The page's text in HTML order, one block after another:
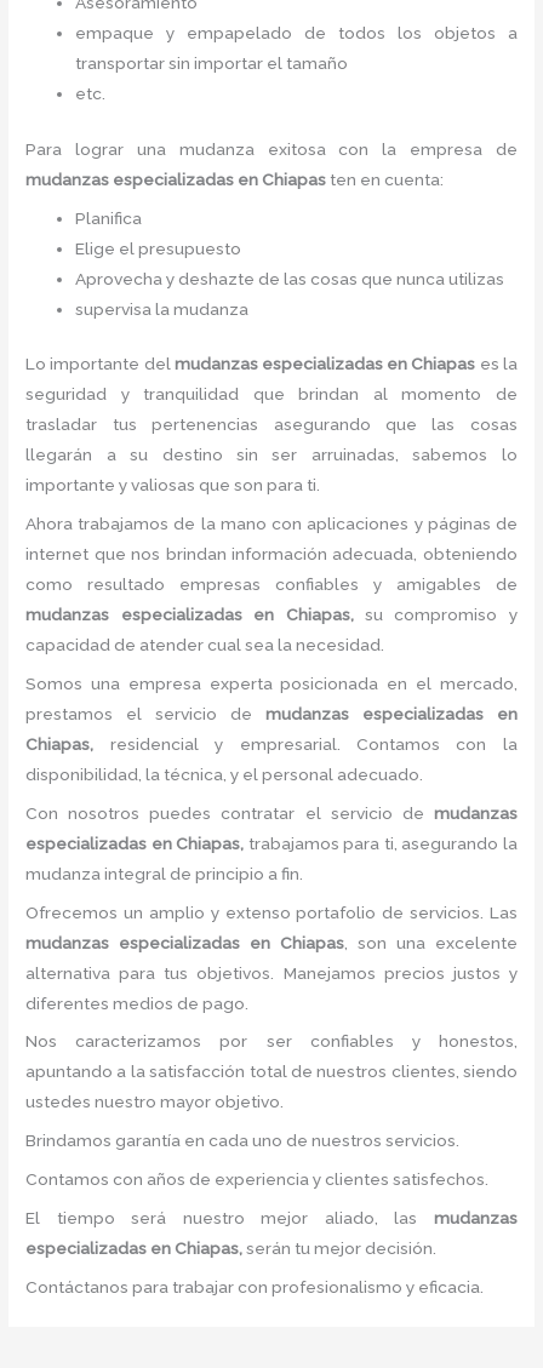
empaque y empapelado de todos los objetos a
transportar sin importar el tamaño
etc.
Para lograr una mudanza exitosa con la empresa de
mudanzas especializadas en Chiapas ten en cuenta:
Planifica
Elige el presupuesto
Aprovecha y deshazte de las cosas que nunca utilizas
supervisa la mudanza
Lo importante delmudanzas especializadas en Chiapas es la
seguridad y tranquilidad que brindan al momento de
trasladar tus pertenencias asegurando que las cosas
llegarán a su destino sin ser arruinadas, sabemos lo
importante y valiosas que son para ti.
Ahora trabajamos de la mano con aplicaciones y páginas de
internet que nos brindan información adecuada, obteniendo
como resultado empresas confiables y amigables de
mudanzas especializadasen Chiapas, su compromiso y
capacidad de atender cual sea la necesidad.
Somos una empresa experta posicionada en el mercado,
prestamos el servicio de mudanzas especializadasen
Chiapas, residencial y empresarial. Contamos con la
disponibilidad, la técnica, y el personal adecuado.
Con nosotros puedes contratar el servicio de mudanzas
especializadas en Chiapas, trabajamos para ti, asegurando la
mudanza integral de principio a fin.
Ofrecemos un amplio y extenso portafolio de servicios. Las
mudanzas especializadas en Chiapas , son una excelente
alternativa para tus objetivos. Manejamos precios justos y
diferentes medios de pago.
Nos caracterizamos por ser confiables y honestos,
apuntando a la satisfacción total de nuestros clientes, siendo
ustedes nuestro mayor objetivo.
Brindamos garantía en cada uno de nuestros servicios.
Contamos con años de experiencia y clientes satisfechos.
El tiempo será nuestro mejor aliado, las mudanzas
especializadas en Chiapas,serán tu mejor decisión.
Contáctanos para trabajar con profesionalismo y eficacia.